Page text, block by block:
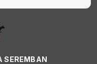
SEREMBAN